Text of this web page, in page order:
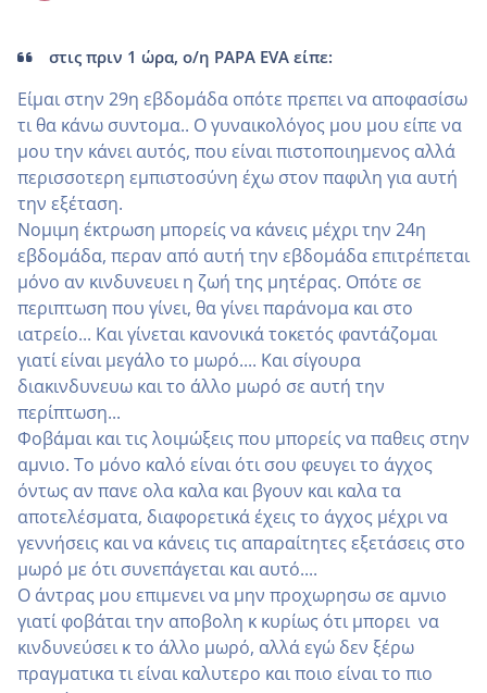
στις πριν 1 ώρα, ο/η PAPA EVA είπε:
Είμαι στην 29η εβδομάδα οπότε πρεπει να αποφασίσω
τι θα κάνω συντομα.. Ο γυναικολόγος μου μου είπε να
μου την κάνει αυτός, που είναι πιστοποιημενος αλλά
περισσοτερη εμπιστοσύνη έχω στον παφιλη για αυτή
την εξέταση.
Νομιμη έκτρωση μπορείς να κάνεις μέχρι την 24η
εβδομάδα, περαν από αυτή την εβδομάδα επιτρέπεται
μόνο αν κινδυνευει η ζωή της μητέρας. Οπότε σε
περιπτωση που γίνει, θα γίνει παράνομα και στο
ιατρείο... Και γίνεται κανονικά τοκετός φαντάζομαι
γιατί είναι μεγάλο το μωρό.... Και σίγουρα
διακινδυνευω και το άλλο μωρό σε αυτή την
περίπτωση...
Φοβάμαι και τις λοιμώξεις που μπορείς να παθεις στην
αμνιο. Το μόνο καλό είναι ότι σου φευγει το άγχος
όντως αν πανε ολα καλα και βγουν και καλα τα
αποτελέσματα, διαφορετικά έχεις το άγχος μέχρι να
γεννήσεις και να κάνεις τις απαραίτητες εξετάσεις στο
μωρό με ότι συνεπάγεται και αυτό....
Ο άντρας μου επιμενει να μην προχωρησω σε αμνιο
γιατί φοβάται την αποβολη κ κυρίως ότι μπορει να
κινδυνεύσει κ το άλλο μωρό, αλλά εγώ δεν ξέρω
πραγματικα τι είναι καλυτερο και ποιο είναι το πιο